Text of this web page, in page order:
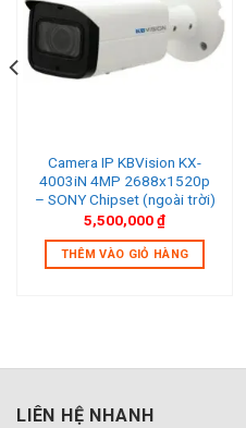
Camera IP KBVision KX-
4003iN 4MP 2688x1520p
– SONY Chipset (ngoài trời)
5,500,000₫
THÊM VÀO GIỎ HÀNG
LIÊN HỆ NHANH